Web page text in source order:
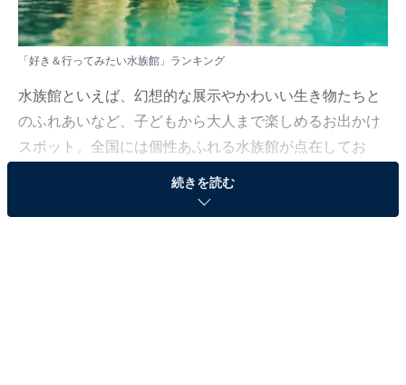
「好き＆行ってみたい水族館」ランキング
水族館といえば、幻想的な展示やかわいい生き物たちと
のふれあいなど、子どもから大人まで楽しめるお出かけ
スポット。全国には個性あふれる水族館が点在してお
り、それぞれに違った魅力があります。
続きを読む